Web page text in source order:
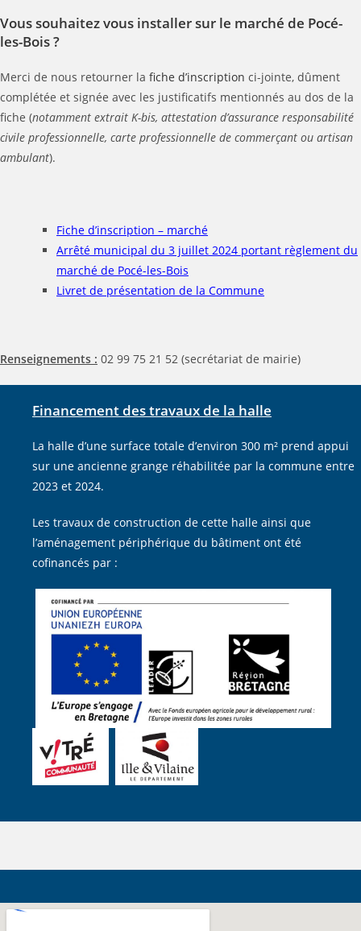
Vous souhaitez vous installer sur le marché de Pocé-
les-Bois ?
Merci de nous retourner la fiche d’inscription ci-jointe, dûment
complétée et signée avec les justificatifs mentionnés au dos de la
fiche (notamment extrait K-bis, attestation d’assurance responsabilité
civile professionnelle, carte professionnelle de commerçant ou artisan
ambulant).
Fiche d’inscription – marché
Arrêté municipal du 3 juillet 2024 portant règlement du
marché de Pocé-les-Bois
Livret de présentation de la Commune
Renseignements : 02 99 75 21 52 (secrétariat de mairie)
Financement des travaux de la halle
La halle d’une surface totale d’environ 300 m² prend appui
sur une ancienne grange réhabilitée par la commune entre
2023 et 2024.
Les travaux de construction de cette halle ainsi que
l’aménagement périphérique du bâtiment ont été
cofinancés par :